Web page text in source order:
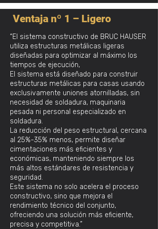
Ventaja nº 1 – Ligero
“El sistema constructivo de BRUC HAUSER
utiliza estructuras metálicas ligeras
diseñadas para optimizar al máximo los
tiempos de ejecución,
El sistema está diseñado para construir
estructuras metálicas para casas usando
exclusivamente uniones atornilladas, sin
necesidad de soldadura, maquinaria
pesada ni personal especializado en
soldadura.
La reducción del peso estructural, cercana
al 25%-35% menos, permite diseñar
cimentaciones más eficientes y
económicas, manteniendo siempre los
más altos estándares de resistencia y
seguridad.
Este sistema no solo acelera el proceso
constructivo, sino que mejora el
rendimiento técnico del conjunto,
ofreciendo una solución más eficiente,
precisa y competitiva.”